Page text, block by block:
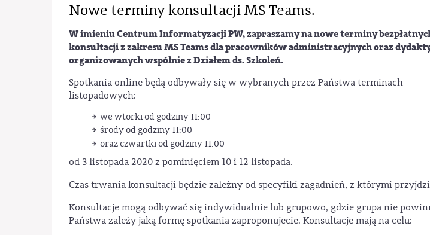
Nowe terminy konsultacji MS Teams.
W imieniu Centrum Informatyzacji PW, zapraszamy na nowe terminy
konsultacji z zakresu MS Teams dla pracowników administracyjnych oraz
organizowanych wspólnie z Działem ds. Szkoleń.
Spotkania online będą odbywały się w wybranych przez Państwa terminach
listopadowych:
we wtorki od godziny 11:00
środy od godziny 11:00
oraz czwartki od godziny 11.00
od 3 listopada 2020 z pominięciem 10 i 12 listopada.
Czas trwania konsultacji będzie zależny od specyfiki zagadnień, z którymi
Konsultacje mogą odbywać się indywidualnie lub grupowo, gdzie grupa nie
Państwa zależy jaką formę spotkania zaproponujecie. Konsultacje mają na celu: